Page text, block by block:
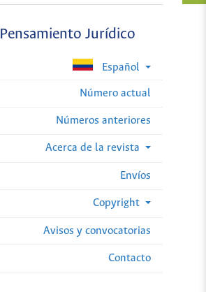
Pensamiento Jurídico
Español
Número actual
Números anteriores
Acerca de la revista
Envíos
Copyright
Avisos y convocatorias
Contacto